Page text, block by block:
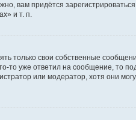
вам придётся
и т. п.
только свои собственные
то уже ответил на сообщение, то
или модератор, хотя они